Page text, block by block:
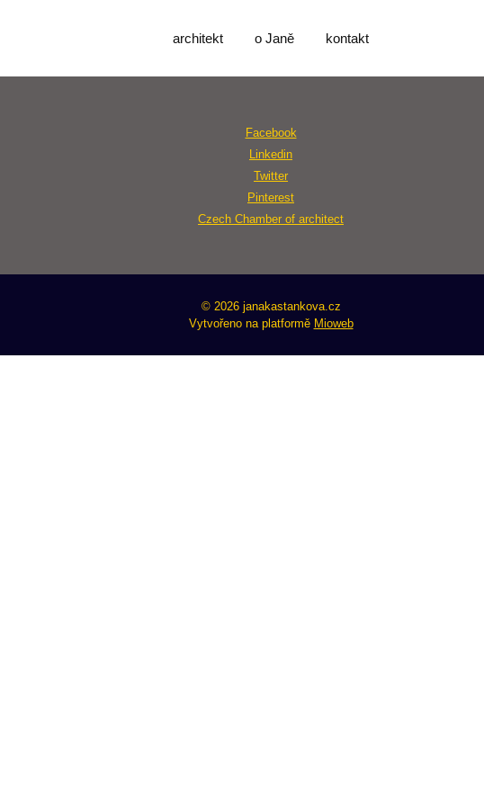
architekt o Janě kontakt
Facebook
Linkedin
Twitter
Pinterest
Czech Chamber of architect
© 2026 janakastankova.cz
Vytvořeno na platformě Mioweb